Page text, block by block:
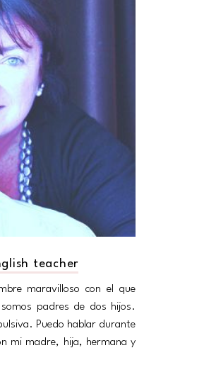
teacher
maravilloso con el que
padres de dos hijos.
Puedo hablar durante
mi madre, hija, hermana y